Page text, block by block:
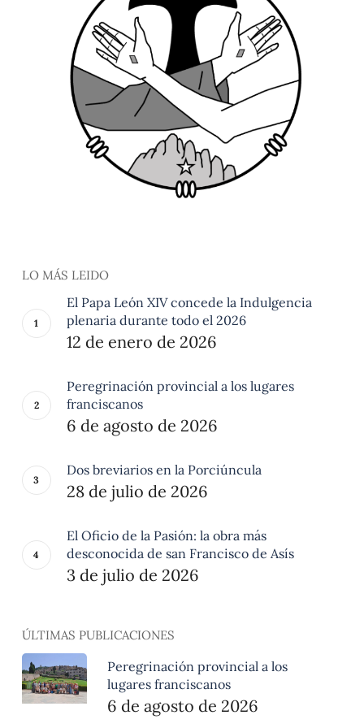
LO MÁS LEIDO
El Papa León XIV concede la Indulgencia
plenaria durante todo el 2026
12 de enero de 2026
Peregrinación provincial a los lugares
franciscanos
6 de agosto de 2026
Dos breviarios en la Porciúncula
28 de julio de 2026
El Oficio de la Pasión: la obra más
desconocida de san Francisco de Asís
3 de julio de 2026
ÚLTIMAS PUBLICACIONES
Peregrinación provincial a los
lugares franciscanos
6 de agosto de 2026